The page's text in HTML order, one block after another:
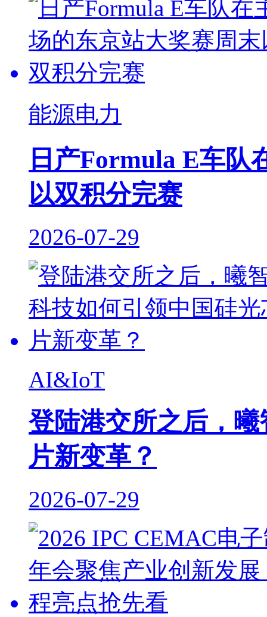
能源电力
日产Formula E车队
以双积分完赛
2026-07-29
AI&IoT
登陆港交所之后，
片新变革？
2026-07-29